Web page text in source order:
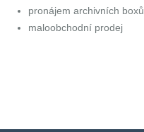
pronájem archivních boxů
maloobchodní prodej